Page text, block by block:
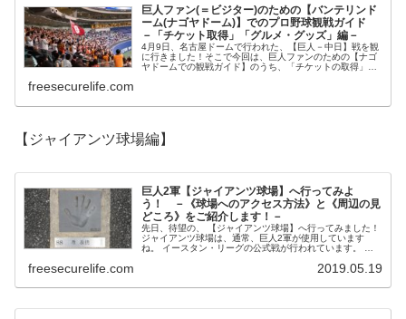
巨人ファン(＝ビジター)のための【バンテリンド
ーム(ナゴヤドーム)】でのプロ野球観戦ガイド
－「チケット取得」「グルメ・グッズ」編－
4月9日、名古屋ドームで行われた、【巨人－中日】戦を観
に行きました！そこで今回は、巨人ファンのための【ナゴ
ヤドームでの観戦ガイド】のうち、「チケットの取得」と
freesecurelife.com
【ジャイアンツ球場編】
巨人2軍【ジャイアンツ球場】へ行ってみよ
う！ －《球場へのアクセス方法》と《周辺の見
どころ》をご紹介します！－
先日、待望の、 【ジャイアンツ球場】へ行ってみました！
ジャイアンツ球場は、通常、巨人2軍が使用しています
ね。 イースタン・リーグの公式戦が行われています。 今
freesecurelife.com 2019.05.19